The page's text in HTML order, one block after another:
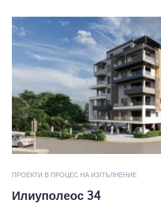
ПРОЕКТИ В ПРОЦЕС НА ИЗПЪЛНЕНИЕ
Илиуполеос 34